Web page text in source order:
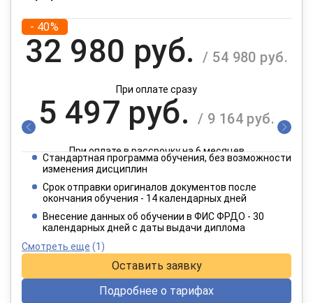
- 40%
32 980 руб. / 54 980 руб.
При оплате сразу
5 497 руб. / 9 164 руб.
При оплате в рассрочку на 6 месяцев
2 749 руб.
При оплате в рассрочку на 12 месяцев
Стандартная программа обучения, без возможности
изменения дисциплин
Срок отправки оригиналов документов после
окончания обучения - 14 календарных дней
Внесение данных об обучении в ФИС ФРДО - 30
календарных дней с даты выдачи диплома
Смотреть еще (1)
Оставить заявку
Подробнее о тарифах